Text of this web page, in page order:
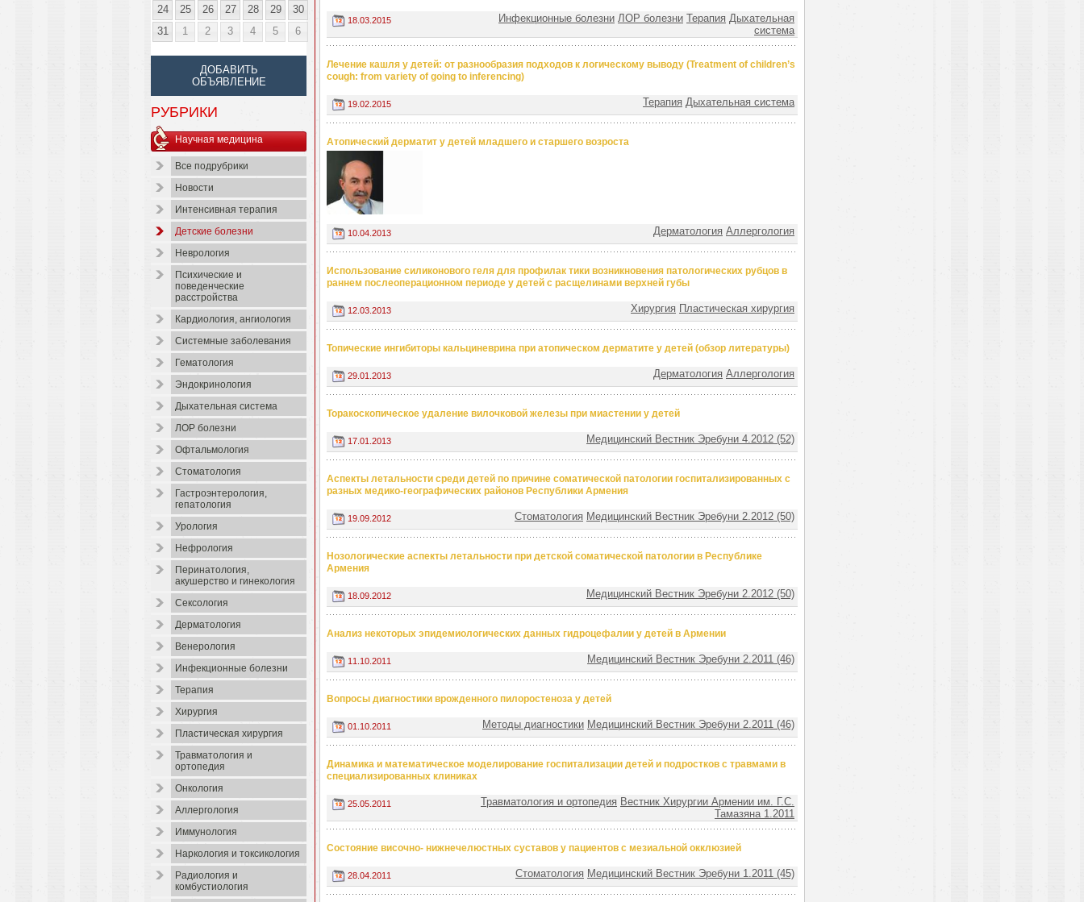
24
25 26 27 28 29
30
31
1 2 3 4 5 6
ДОБАВИТЬ
ОБЪЯВЛЕНИЕ
РУБРИКИ
Научная медицина
Все подрубрики
Новости
Интенсивная терапия
Детские болезни
Неврология
Психические и
поведенческие
расстройства
Кардиология, ангиология
Системные заболевания
Гематология
Эндокринология
Дыхательная система
ЛОР болезни
Офтальмология
Стоматология
Гастроэнтерология,
гепатология
Урология
Нефрология
Перинатология,
акушерство и гинекология
Сексология
Дерматология
Венерология
Инфекционные болезни
Терапия
Хирургия
Пластическая хирургия
Травматология и
ортопедия
Онкология
Аллергология
Иммунология
Наркология и токсикология
Радиология и
комбустиология
18.03.2015 Инфекционные болезни ЛОР болезни Терапия Дыхательная
система
Лечение кашля у детей: от разнообразия подходов к логическому выводу (Treatment of children’s
cough: from variety of going to inferencing)
19.02.2015 Терапия Дыхательная система
Атопический дерматит у детей младшего и старшего возроста
10.04.2013 Дерматология Аллергология
Использование силиконового геля для профилак тики возникновения патологических рубцов в
раннем послеоперационном периоде у детей с расщелинами верхней губы
12.03.2013 Хирургия Пластическая хирургия
Топические ингибиторы кальциневрина при атопическом дерматите у детей (обзор литературы)
29.01.2013 Дерматология Аллергология
Торакоскопическое удаление вилочковой железы при миастении у детей
17.01.2013 Медицинский Вестник Эребуни 4.2012 (52)
Аспекты летальности среди детей по причине соматической патологии госпитализированных с
разных медико-географических районов Республики Армения
19.09.2012 Стоматология Медицинский Вестник Эребуни 2.2012 (50)
Нозологические аспекты летальности при детской соматической патологии в Республике
Армения
18.09.2012 Медицинский Вестник Эребуни 2.2012 (50)
Анализ некоторых эпидемиологических данных гидроцефалии у детей в Армении
11.10.2011 Медицинский Вестник Эребуни 2.2011 (46)
Вопросы диагностики врожденного пилоростеноза у детей
01.10.2011 Методы диагностики Медицинский Вестник Эребуни 2.2011 (46)
Динамика и математическое моделирование госпитализации детей и подростков с травмами в
специализированных клиниках
25.05.2011 Травматология и ортопедия Вестник Хирургии Армении им. Г.С.
Тамазяна 1.2011
Состояние височно- нижнечелюстных суставов у пациентов с мезиальной окклюзией
28.04.2011 Стоматология Медицинский Вестник Эребуни 1.2011 (45)